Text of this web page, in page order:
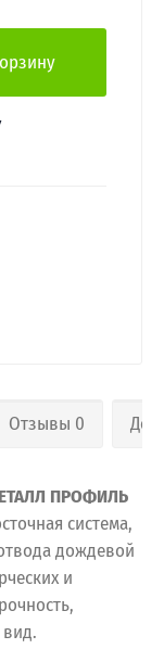
Отзывы 0
ПРОФИЛЬ
система,
дождевой
и